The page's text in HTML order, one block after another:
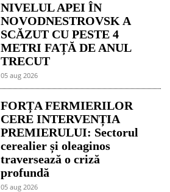
NIVELUL APEI ÎN
NOVODNESTROVSK A
SCĂZUT CU PESTE 4
METRI FAȚĂ DE ANUL
TRECUT
05 aug 2026
FORȚA FERMIERILOR
CERE INTERVENȚIA
PREMIERULUI: Sectorul
cerealier și oleaginos
traversează o criză
profundă
05 aug 2026